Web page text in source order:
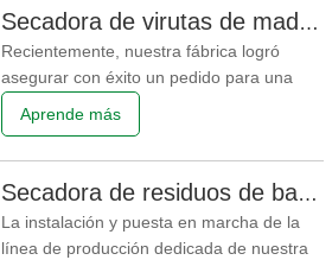
secuencialmente el taller de
equipos, comprendiendo todo el proceso
Secadora de virutas de madera grande de 4 toneladas por hora diseñada para virutas ligeras y esponjosas difíciles de secar
Recientemente, nuestra fábrica logró
asegurar con éxito un pedido para una
secadora de virutas de madera a gran
escala con una capacidad de producción
diseñado específicamente para la
madera ligeras y sueltas, abordando
Aprende más
Secadora de residuos de batata dulce personalizada y rara con producción confiable y calidad
La instalación y puesta en marcha de la
línea de producción dedicada de nuestra